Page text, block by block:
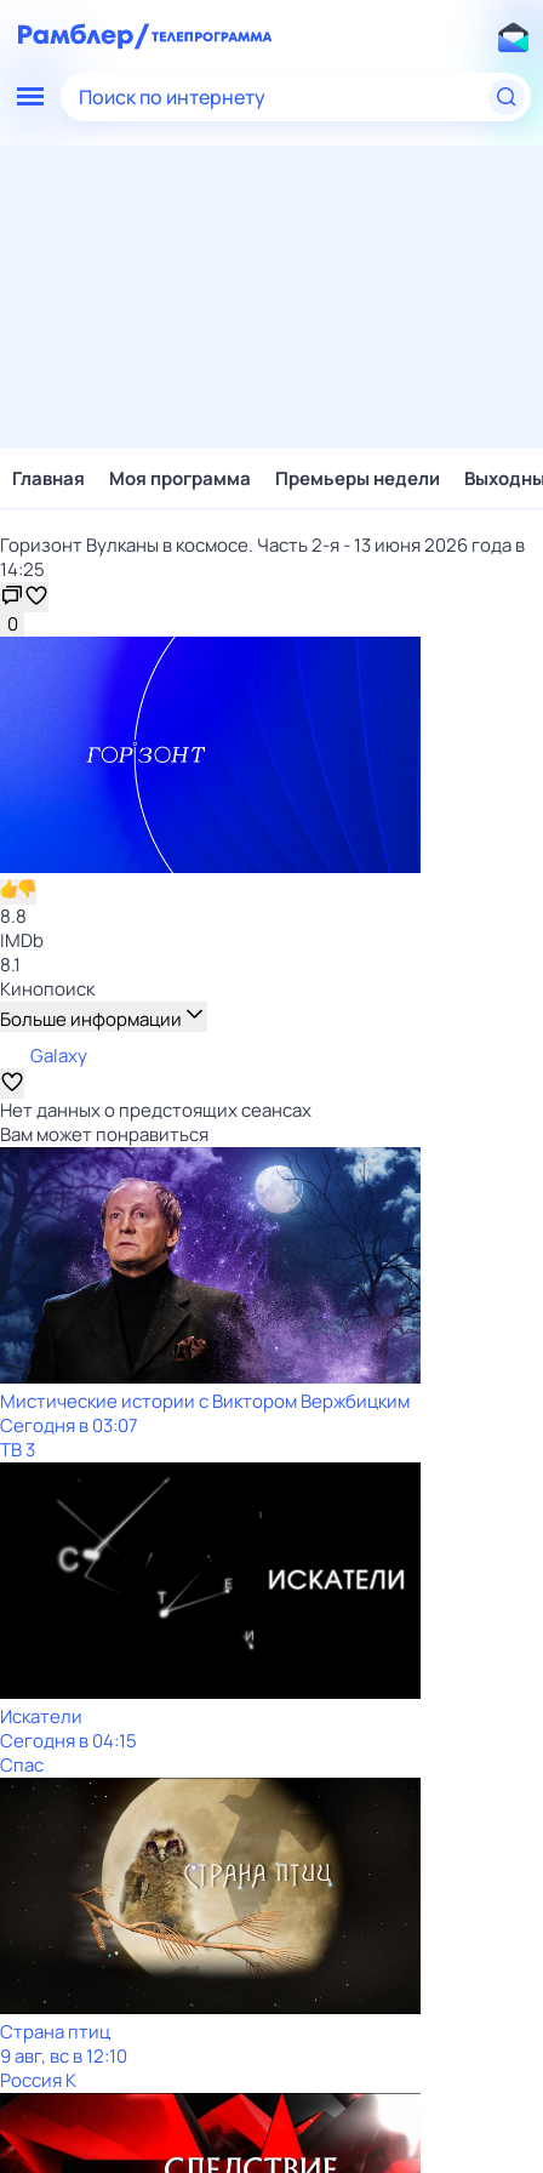
Поиск по интернету
Главная Моя программа Премьеры недели
Горизонт Вулканы в космосе. Часть 2-я - 13 июня 2026 года в
14:25
0
8.8
IMDb
8.1
Кинопоиск
Больше информации
Galaxy
Нет данных о предстоящих сеансах
Вам может понравиться
Мистические истории с Виктoром Bержбицким
Сегодня в 03:07
ТВ 3
Искатели
Сегодня в 04:15
Спас
Страна птиц
9 авг, вс в 12:10
Россия К